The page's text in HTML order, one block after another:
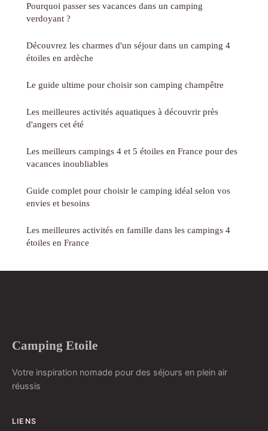
Pourquoi passer ses vacances dans un camping
verdoyant ?
Découvrez les charmes d'un séjour dans un camping 4
étoiles en ardèche
Le guide ultime pour choisir son camping champêtre
Les meilleures activités aquatiques à découvrir près
d'angers cet été
Les meilleurs campings 4 et 5 étoiles en France pour des
vacances inoubliables
Guide complet pour choisir le camping idéal selon vos
envies et besoins
Les meilleures activités en famille dans les campings 4
étoiles en France
Camping Etoile
Votre inspiration nomade pour des séjours en plein air
réussis
LIENS